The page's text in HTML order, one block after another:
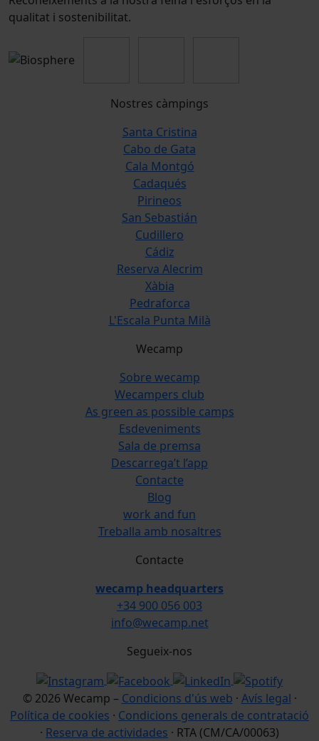
qualitat i sostenibilitat.
Nostres càmpings
Santa Cristina
Cabo de Gata
Cala Montgó
Cadaqués
Pirineos
San Sebastián
Cudillero
Cádiz
Reserva Alecrim
Xàbia
Pedraforca
L'Escala Punta Milà
Wecamp
Sobre wecamp
Wecampers club
As green as possible camps
Esdeveniments
Sala de premsa
Descarrega’t l’app
Contacte
Blog
work and fun
Treballa amb nosaltres
Contacte
wecamp headquarters
+34 900 056 003
info@wecamp.net
Segueix-nos
© 2026 Wecamp – Condicions d'ús web · Avís legal ·
Política de cookies · Condicions generals de contratació
· Reserva de actividades · RTA (CM/CA/00063)